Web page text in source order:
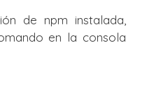
de npm instalada,
en la consola